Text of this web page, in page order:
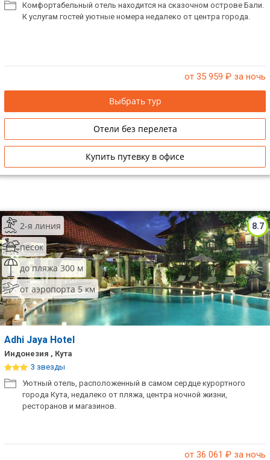
Комфортабельный отель находится на сказочном острове Бали.
К услугам гостей уютные номера недалеко от центра города.
от 35 959 ₽ за ночь
Выбрать тур
Отели без перелета
Купить путевку в офисе
8.7
2-я линия
песок
до пляжа 300 м
от аэропорта 5 км
Adhi Jaya Hotel
Индонезия , Кута
3 звезды
Уютный отель, расположенный в самом сердце курортного
города Кута, недалеко от пляжа, центра ночной жизни,
ресторанов и магазинов.
от 36 061 ₽ за ночь